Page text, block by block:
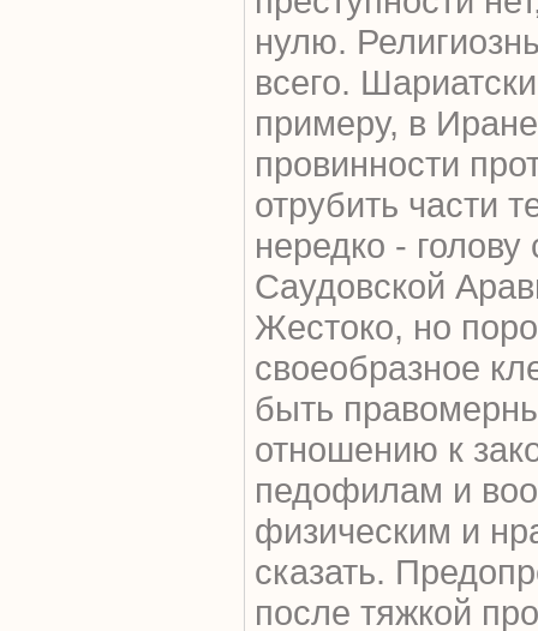
нулю.
всего.
примеру, в
провинности
отрубить части
нередко -
Саудовской
Жестоко, но
своеобразное
быть
отношению к
педофилам и
физическим и
сказать.
после тяжкой